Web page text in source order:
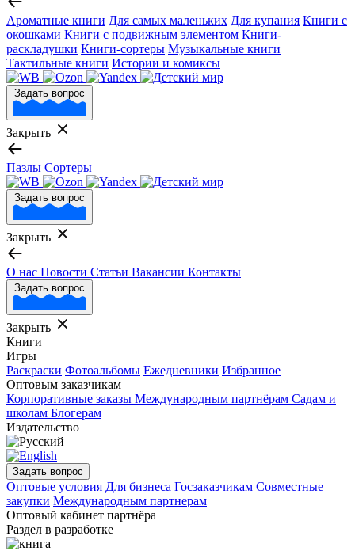
Ароматные книги Для самых маленьких Для купания Книги с
окошками Книги с подвижным элементом Книги-
раскладушки Книги-сортеры Музыкальные книги
Тактильные книги Истории и комиксы
Задать вопрос
Закрыть
Пазлы Сортеры
Задать вопрос
Закрыть
О нас Новости Статьи Вакансии Контакты
Задать вопрос
Закрыть
Книги
Игры
Раскраски Фотоальбомы Ежедневники Избранное
Оптовым заказчикам
Корпоративные заказы Международным партнёрам Садам и
школам Блогерам
Издательство
Задать вопрос
Оптовые условия Для бизнеса Госзаказчикам Совместные
закупки Международным партнерам
Оптовый кабинет партнёра
Раздел в разработке